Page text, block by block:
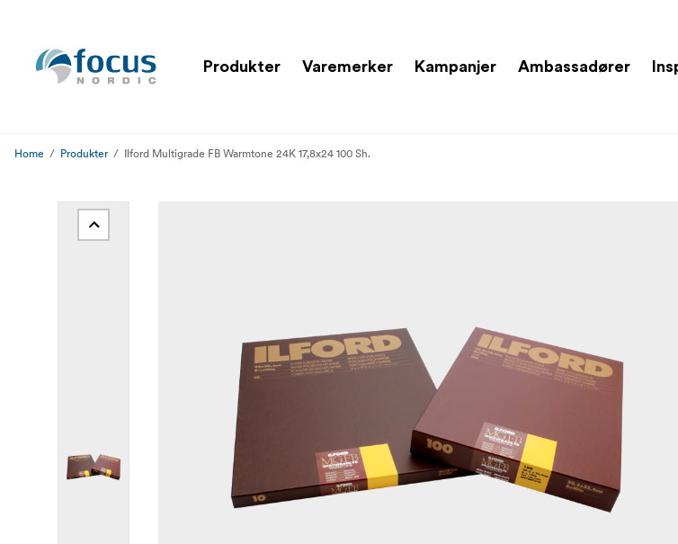
Produkter Varemerker Kampanjer Ambassadører
Home Produkter Ilford Multigrade FB Warmtone 24K 17,8x24 100 Sh.